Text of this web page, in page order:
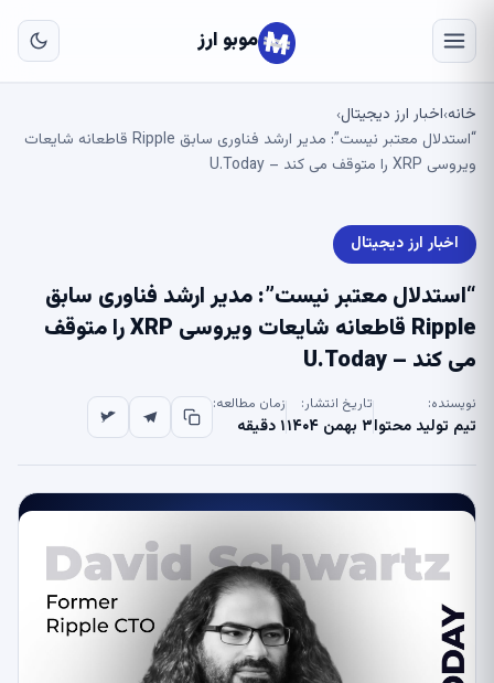
موبو ارز
خانه›اخبار ارز دیجیتال›
“استدلال معتبر نیست”: مدیر ارشد فناوری سابق Ripple قاطعانه شایعات
ویروسی XRP را متوقف می کند – U.Today
اخبار ارز دیجیتال
“استدلال معتبر نیست”: مدیر ارشد فناوری سابق
Ripple قاطعانه شایعات ویروسی XRP را متوقف
می کند – U.Today
نویسنده:
تیم تولید محتوا
تاریخ انتشار:
۳ بهمن ۱۴۰۴
زمان مطالعه:
۱ دقیقه